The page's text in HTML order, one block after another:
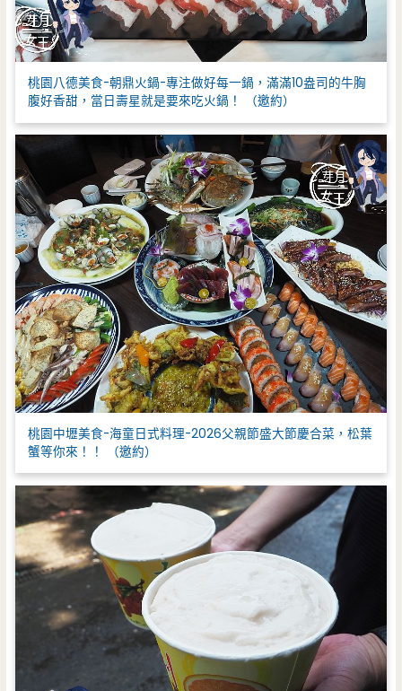
桃園八德美食-朝鼎火鍋-專注做好每一鍋，滿滿10盎司的牛胸
腹好香甜，當日壽星就是要來吃火鍋！ （邀約）
桃園中壢美食-海童日式料理-2026父親節盛大節慶合菜，松葉
蟹等你來！！ （邀約）